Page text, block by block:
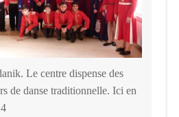
Le centre dispense des
de danse traditionnelle. Ici en